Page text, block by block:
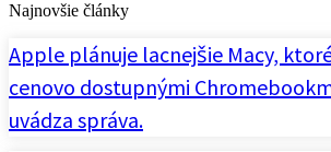
Najnovšie články
Apple plánuje lacnejšie Macy,
cenovo dostupnými
uvádza správa.